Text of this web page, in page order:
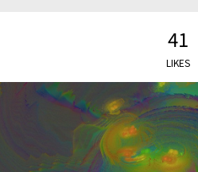
41
LIKES